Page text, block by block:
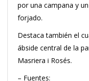
por una campana y
forjado.
Destaca también el
ábside central de la
Masriera i Rosés.
– Fuentes: